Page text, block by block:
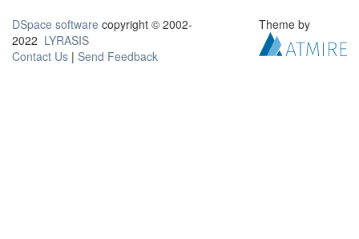
DSpace software copyright © 2002-
2022 LYRASIS
Contact Us | Send Feedback
Theme by